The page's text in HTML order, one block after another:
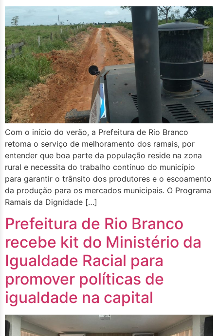
Com o início do verão, a Prefeitura de Rio Branco
retoma o serviço de melhoramento dos ramais, por
entender que boa parte da população reside na zona
rural e necessita do trabalho contínuo do município
para garantir o trânsito dos produtores e o escoamento
da produção para os mercados municipais. O Programa
Ramais da Dignidade […]
Prefeitura de Rio Branco
recebe kit do Ministério da
Igualdade Racial para
promover políticas de
igualdade na capital